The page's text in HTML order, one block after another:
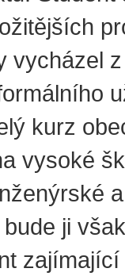
vycházel
kurz
vysoké
a
ji